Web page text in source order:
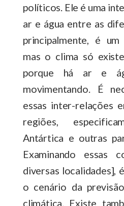
políticos. Ele é uma
ar e água entre as
principalmente, é um
mas o clima só
porque há ar e
movimentando. É
essas inter-relações
regiões,
Antártica e outras
Examinando essas
diversas localidades],
o cenário da
climática. Existe